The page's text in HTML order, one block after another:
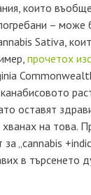
които
–
Sativa,
прочетох
оставят
на това.
за „cannabis
в търсенето